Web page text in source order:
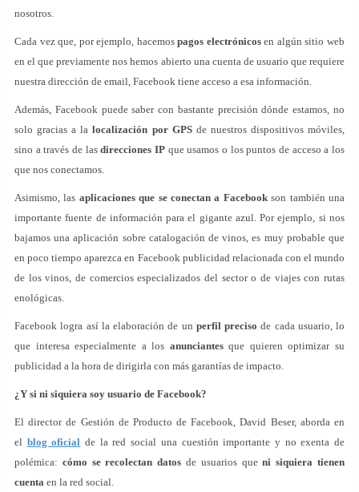
nosotros.
Cada vez que, por ejemplo, hacemospagos electrónicosen algún sitio web
en el que previamente nos hemos abierto una cuenta de usuario que requiere
nuestra dirección de email, Facebook tiene acceso a esa información.
Además, Facebook puede saber con bastante precisión dónde estamos, no
solo gracias a lalocalización por GPSde nuestros dispositivos móviles,
sino a través de lasdirecciones IP que usamos o los puntos de acceso a los
que nos conectamos.
Asimismo, las aplicaciones que se conectan a Facebookson también una
importante fuente de información para el gigante azul. Por ejemplo, si nos
bajamos una aplicación sobre catalogación de vinos, es muy probable que
en poco tiempo aparezca en Facebook publicidad relacionada con el mundo
de los vinos, de comercios especializados del sector o de viajes con rutas
enológicas.
Facebook logra así la elaboración de un perfil preciso de cada usuario, lo
que interesa especialmente a los anunciantesque quieren optimizar su
publicidad a la hora de dirigirla con más garantías de impacto.
¿Y si ni siquiera soy usuario de Facebook?
El director de Gestión de Producto de Facebook, David Beser, aborda en
el blog oficial de la red social una cuestión importante y no exenta de
polémica: cómo se recolectan datos de usuarios queni siquiera tienen
cuenta en la red social.